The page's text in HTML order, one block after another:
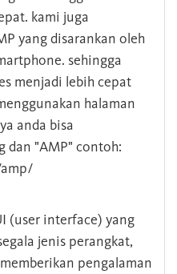
kami juga
yang disarankan oleh
sehingga
menjadi lebih cepat
halaman
anda bisa
dan "AMP" contoh:
(user interface) yang
jenis perangkat,
pengalaman